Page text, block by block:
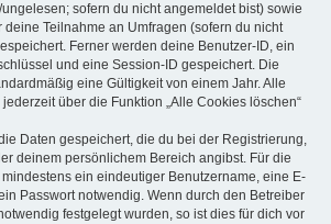
sofern du nicht angemeldet bist) sowie
deine Teilnahme an Umfragen (sofern du nicht
Ferner werden deine Benutzer-ID, ein
und eine Session-ID gespeichert. Die
eine Gültigkeit von einem Jahr. Alle
über die Funktion „Alle Cookies löschen“
Daten gespeichert, die du bei der Registrierung,
deinem persönlichem Bereich angibst. Für die
ein eindeutiger Benutzername, eine E-
Passwort notwendig. Wenn durch den Betreiber
festgelegt wurden, so ist dies für dich vor